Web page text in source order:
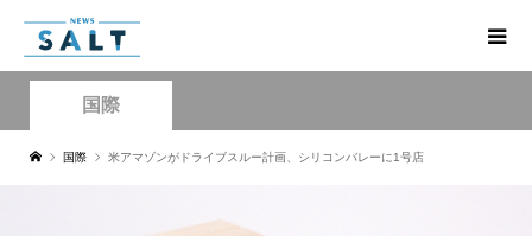
国際
国際 米アマゾンがドライブスルー計画、シリコンバレーに1号店